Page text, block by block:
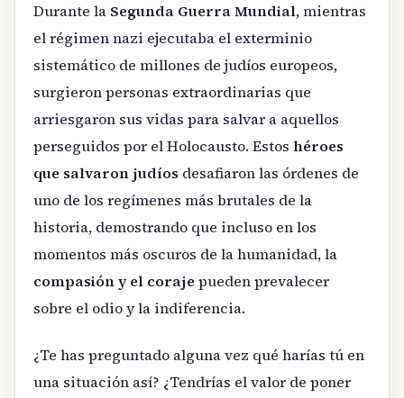
Durante la Segunda Guerra Mundial, mientras
el régimen nazi ejecutaba el exterminio
sistemático de millones de judíos europeos,
surgieron personas extraordinarias que
arriesgaron sus vidas para salvar a aquellos
perseguidos por el Holocausto. Estos héroes
que salvaron judíos desafiaron las órdenes de
uno de los regímenes más brutales de la
historia, demostrando que incluso en los
momentos más oscuros de la humanidad, la
compasión y el coraje pueden prevalecer
sobre el odio y la indiferencia.
¿Te has preguntado alguna vez qué harías tú en
una situación así? ¿Tendrías el valor de poner